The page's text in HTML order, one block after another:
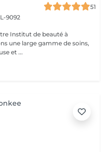
51
9092
Institut de beauté à
et ...